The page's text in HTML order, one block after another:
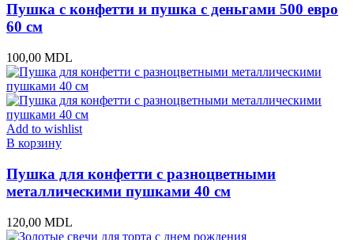
Пушка с конфетти и пушка с деньгами 500 евро
60 см
100,00 MDL
Add to wishlist
В корзину
Пушка для конфетти с разноцветными
металлическими пушками 40 см
120,00 MDL